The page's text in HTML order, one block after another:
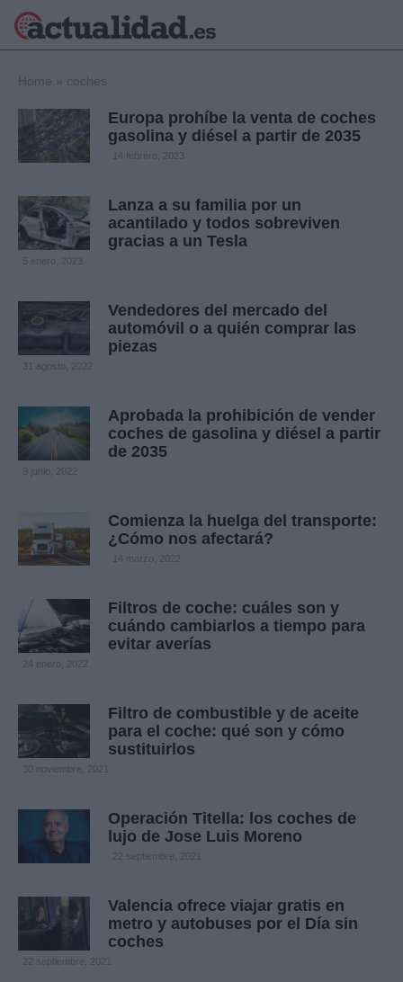
Política
Crónica
Economía
Viajes
Deportes
Gente
Home » coches
Europa prohíbe la venta de coches
gasolina y diésel a partir de 2035
14 febrero, 2023
Lanza a su familia por un
acantilado y todos sobreviven
gracias a un Tesla
5 enero, 2023
Vendedores del mercado del
automóvil o a quién comprar las
piezas
31 agosto, 2022
Aprobada la prohibición de vender
coches de gasolina y diésel a partir
de 2035
9 junio, 2022
Comienza la huelga del transporte:
¿Cómo nos afectará?
14 marzo, 2022
Filtros de coche: cuáles son y
cuándo cambiarlos a tiempo para
evitar averías
24 enero, 2022
Filtro de combustible y de aceite
para el coche: qué son y cómo
sustituirlos
30 noviembre, 2021
Operación Titella: los coches de
lujo de Jose Luis Moreno
22 septiembre, 2021
Valencia ofrece viajar gratis en
metro y autobuses por el Día sin
coches
22 septiembre, 2021